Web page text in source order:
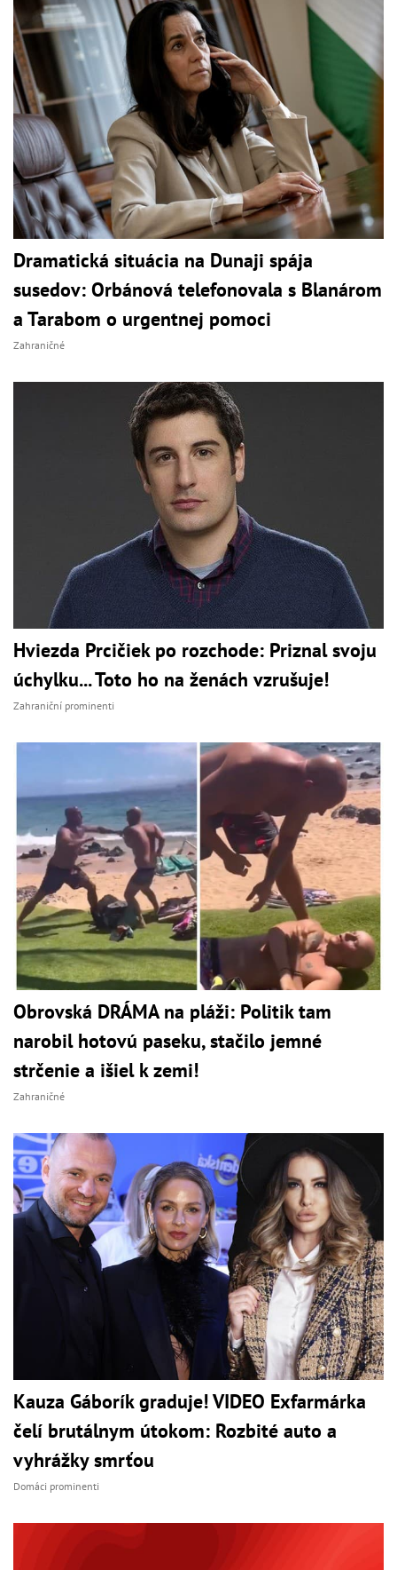
Dramatická situácia na Dunaji spája
susedov: Orbánová telefonovala s Blanárom
a Tarabom o urgentnej pomoci
Zahraničné
Hviezda Prcičiek po rozchode: Priznal svoju
úchylku... Toto ho na ženách vzrušuje!
Zahraniční prominenti
Obrovská DRÁMA na pláži: Politik tam
narobil hotovú paseku, stačilo jemné
strčenie a išiel k zemi!
Zahraničné
Kauza Gáborík graduje! VIDEO Exfarmárka
čelí brutálnym útokom: Rozbité auto a
vyhrážky smrťou
Domáci prominenti